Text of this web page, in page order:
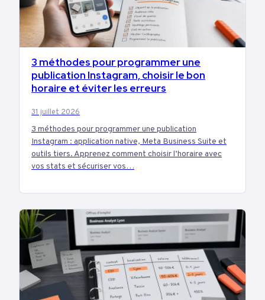
MARKETING
3 méthodes pour programmer une
publication Instagram, choisir le bon
horaire et éviter les erreurs
31 juillet 2026
3 méthodes pour programmer une publication
Instagram : application native, Meta Business Suite et
outils tiers. Apprenez comment choisir l’horaire avec
vos stats et sécuriser vos…